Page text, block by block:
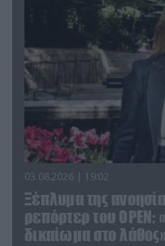
03.08.2026 | 19:02
Ξέπλυμα της
ρεπόρτερ του ΟΡΕΝ:
δικαίωμα στο λάθος»